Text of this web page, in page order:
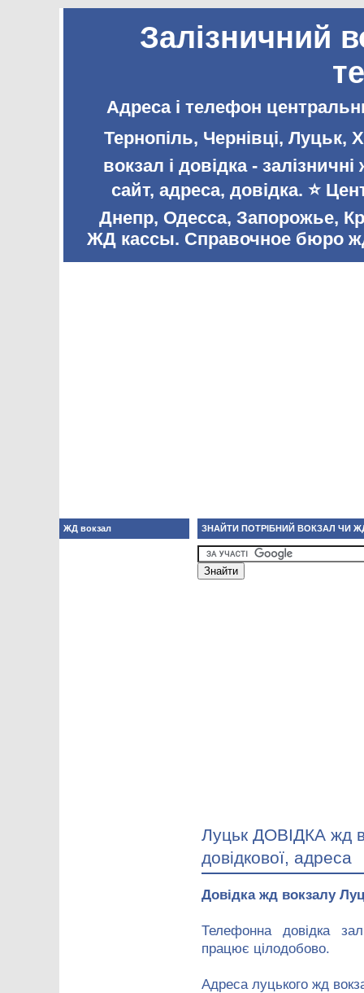
Залізничний
Адреса і телефон
Тернопіль, Чернівці,
вокзал і довідка -
сайт, адреса, довідка. ⭐️
Днепр, Одесса, Запорожье,
ЖД кассы. Справочное бюро
ЗНАЙТИ ПОТРІБНИЙ ВОКЗАЛ ЧИ
Луцьк ДОВІДКА жд
довідкової, адреса
Довідка жд вокзалу
Телефонна довідка
працює цілодобово.
Адреса луцького жд
ЖД вокзал